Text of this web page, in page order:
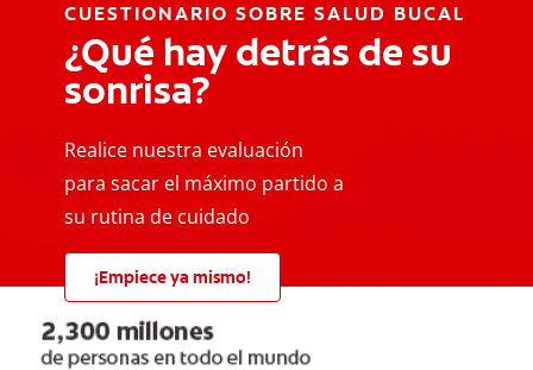
CUESTIONARIO SOBRE SALUD BUCAL
¿Qué hay detrás de su
sonrisa?
Realice nuestra evaluación
para sacar el máximo partido a
su rutina de cuidado
¡Empiece ya mismo!